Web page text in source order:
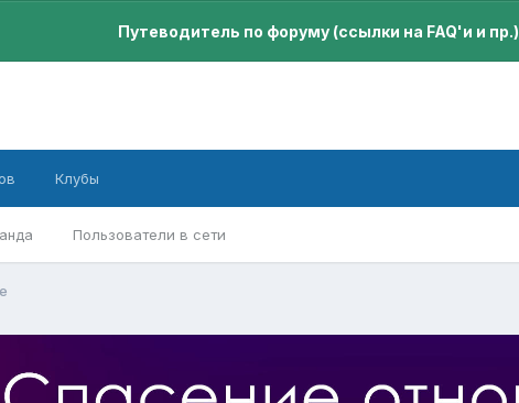
Путеводитель по форуму (ссылки на FAQ'и и пр.)
Пользователи в сети
Клубы